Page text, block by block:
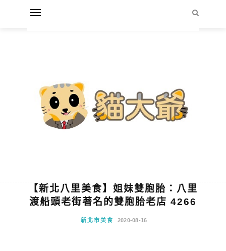
【新北八里美食】姐妹雙胞胎：八里
渡船頭老街著名的雙胞胎老店 4266
新北市美食 2020-08-16